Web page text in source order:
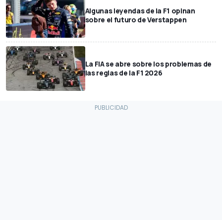
Algunas leyendas de la F1 opinan
sobre el futuro de Verstappen
La FIA se abre sobre los problemas de
las reglas de la F1 2026